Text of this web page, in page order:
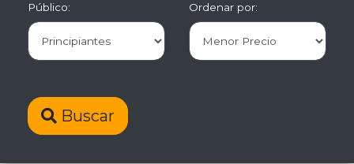
Público: Ordenar por:
Buscar